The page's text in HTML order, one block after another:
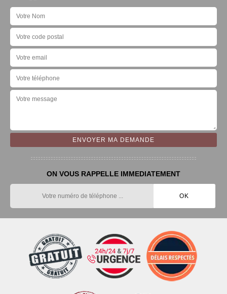
ON VOUS RAPPELLE IMMEDIATEMENT